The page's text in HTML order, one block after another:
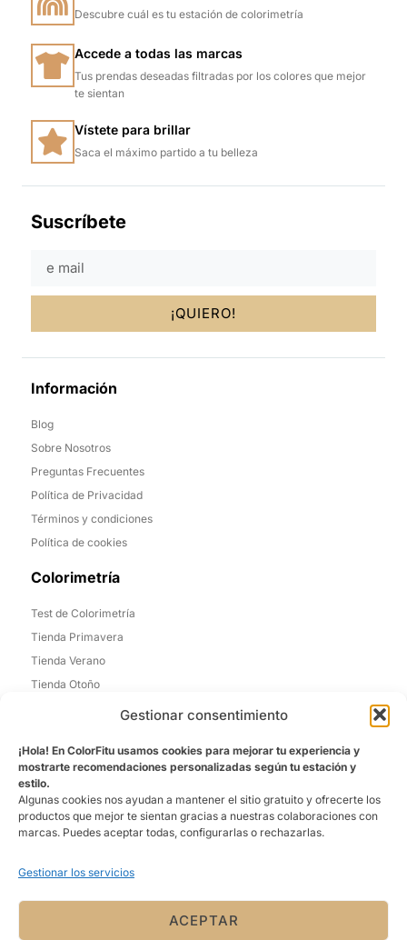
Gestionar consentimiento
¡Hola! En ColorFitu usamos cookies para mejorar tu experiencia y
mostrarte recomendaciones personalizadas según tu estación y
estilo.
Algunas cookies nos ayudan a mantener el sitio gratuito y ofrecerte los
productos que mejor te sientan gracias a nuestras colaboraciones con
marcas. Puedes aceptar todas, configurarlas o rechazarlas.
Gestionar los servicios
ACEPTAR
Descubre cuál es tu estación de colorimetría
Accede a todas las marcas
Tus prendas deseadas filtradas por los colores que mejor
te sientan
Vístete para brillar
Saca el máximo partido a tu belleza
Suscríbete
¡QUIERO!
Información
Blog
Sobre Nosotros
Preguntas Frecuentes
Política de Privacidad
Términos y condiciones
Política de cookies
Colorimetría
Test de Colorimetría
Tienda Primavera
Tienda Verano
Tienda Otoño
Informacion de Contacto
Madrid, España
Email: laura@colorfitu.com
Sobre Nosotros
La tienda que mejor te conoce. Ofreciéndo una experiencia